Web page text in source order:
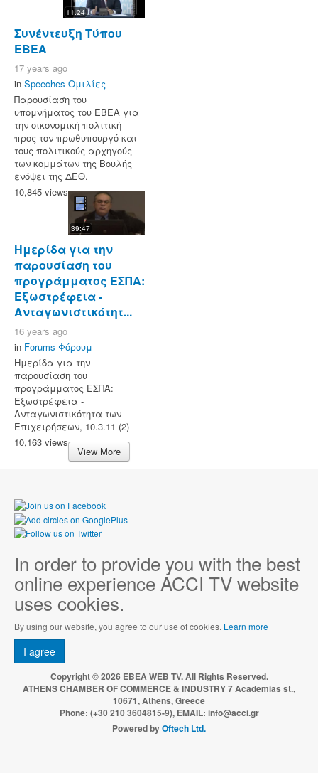
11:24
Συνέντευξη Τύπου
ΕΒΕΑ
17 years ago
in Speeches-Ομιλίες
Παρουσίαση του
υπομνήματος του ΕΒΕΑ για
την οικονομική πολιτική
προς τον πρωθυπουργό και
τους πολιτικούς αρχηγούς
των κομμάτων της Βουλής
ενόψει της ΔΕΘ.
10,845 views
39:47
Ημερίδα για την
παρουσίαση του
προγράμματος ΕΣΠΑ:
Εξωστρέφεια -
Ανταγωνιστικότητ...
16 years ago
in Forums-Φόρουμ
Ημερίδα για την
παρουσίαση του
προγράμματος ΕΣΠΑ:
Εξωστρέφεια -
Ανταγωνιστικότητα των
Επιχειρήσεων, 10.3.11 (2)
10,163 views
View More
In order to provide you with the best
online experience ACCI TV website
uses cookies.
By using our website, you agree to our use of cookies. Learn more
I agree
Copyright © 2026 EBEA WEB TV. All Rights Reserved.
ATHENS CHAMBER OF COMMERCE & INDUSTRY 7 Academias st.,
10671, Athens, Greece
Phone: (+30 210 3604815-9), EMAIL: info@acci.gr
Powered byOftech Ltd.